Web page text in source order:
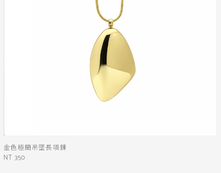
金色極簡吊墜長項鍊
NT 350